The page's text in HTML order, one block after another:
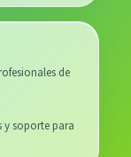
de
y soporte para